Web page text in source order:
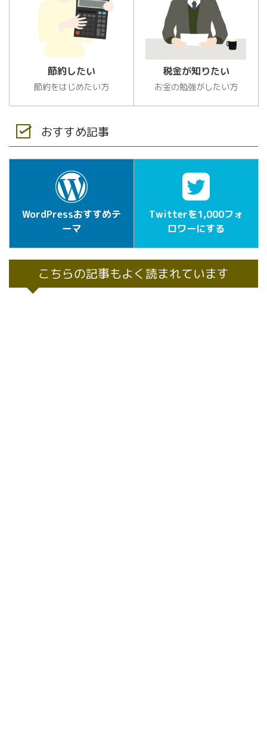
節約したい
節約をはじめたい方
税金が知りたい
お金の勉強がしたい方
おすすめ記事
WordPressおすすめテ
ーマ
Twitterを1,000フォ
ロワーにする
こちらの記事もよく読まれています